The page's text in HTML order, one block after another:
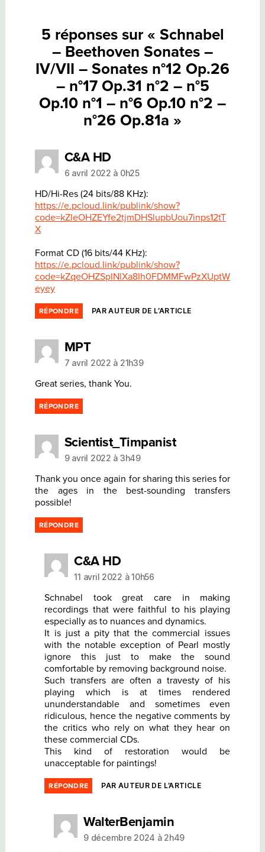
N°2
–
N°26
OP.81A
5 réponses sur « Schnabel
– Beethoven Sonates –
IV/VII – Sonates n°12 Op.26
– n°17 Op.31 n°2 – n°5
Op.10 n°1 – n°6 Op.10 n°2 –
n°26 Op.81a »
C&A HDdit :
6 avril 2022 à 0h25
HD/Hi-Res (24 bits/88 KHz):
https://e.pcloud.link/publink/show?
code=kZleOHZEYfe2tjmDHSlupbUou7inps12tT
X
Format CD (16 bits/44 KHz):
https://e.pcloud.link/publink/show?
code=kZqeOHZSpINlXa8Ih0FDMMFwPzXUptW
eyey
RÉPONDRE PAR AUTEUR DE L’ARTICLE
MPTdit :
7 avril 2022 à 21h39
Great series, thank You.
RÉPONDRE
Scientist_Timpanistdit :
9 avril 2022 à 3h49
Thank you once again for sharing this series for
the ages in the best-sounding transfers
possible!
RÉPONDRE
C&A HDdit :
11 avril 2022 à 10h56
Schnabel took great care in making
recordings that were faithful to his playing
especially as to nuances and dynamics.
It is just a pity that the commercial issues
with the notable exception of Pearl mostly
ignore this just to make the sound
comfortable by removing background noise.
Such transfers are often a travesty of his
playing which is at times rendered
ununderstandable and sometimes even
ridiculous, hence the negative comments by
the critics who rely on what they hear on
these commercial CDs.
This kind of restoration would be
unacceptable for paintings!
RÉPONDRE PAR AUTEUR DE L’ARTICLE
WalterBenjamindit :
9 décembre 2024 à 2h49